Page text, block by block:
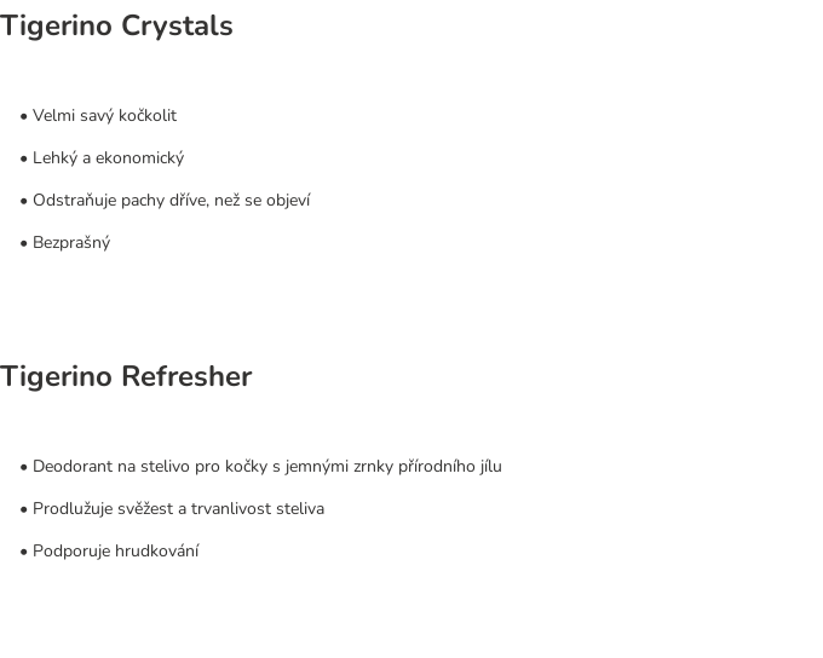
Tigerino Crystals
• Velmi savý kočkolit
• Lehký a ekonomický
• Odstraňuje pachy dříve, než se objeví
• Bezprašný
Tigerino Refresher
• Deodorant na stelivo pro kočky s jemnými zrnky přírodního jílu
• Prodlužuje svěžest a trvanlivost steliva
• Podporuje hrudkování